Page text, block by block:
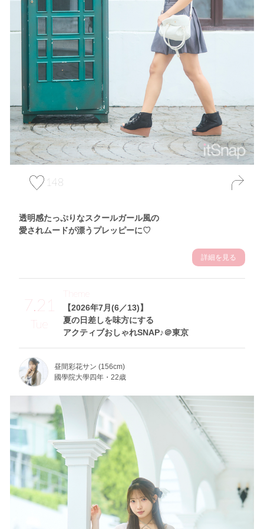
148
透明感たっぷりなスクールガール風の
愛されムードが漂うプレッピーに♡
詳細を見る
7.21
Tue
【2026年7月(6／13)】
夏の日差しを味方にする
アクティブおしゃれSNAP♪＠東京
Theme
昼間彩花サン (156cm)
國學院大學四年・22歳